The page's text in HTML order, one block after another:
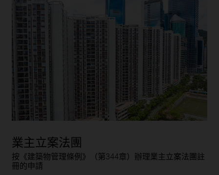
業主立案法團
按《建築物管理條例》（第344章）辦理業主立案法團註
冊的申請